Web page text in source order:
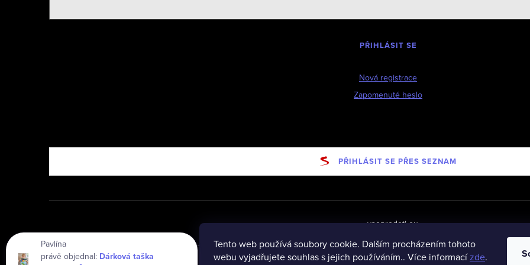
Tento web používá soubory cookie. Dalším procházením tohoto
webu vyjadřujete souhlas s jejich používáním.. Více informacízde.
PŘIHLÁSIT SE
Nová registrace
Zapomenuté heslo
PŘIHLÁSIT SE PŘES SEZNAM
vseprodeti-eu
Pavlína
právě objednal: Dárková taška